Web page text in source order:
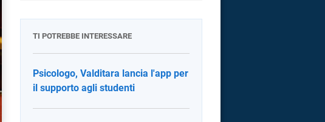
TI POTREBBE INTERESSARE
Psicologo, Valditara lancia l'app per
il supporto agli studenti